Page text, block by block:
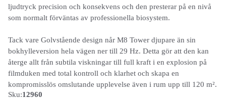
ljudtryck precision och konsekvens och den presterar på en nivå
som normalt förväntas av professionella biosystem.
Tack vare Golvstående design når M8 Tower djupare än sin
bokhylleversion hela vägen ner till 29 Hz. Detta gör att den kan
återge allt från subtila viskningar till full kraft i en explosion på
filmduken med total kontroll och klarhet och skapa en
kompromisslös omslutande upplevelse även i rum upp till 120 m².
Sku:12960